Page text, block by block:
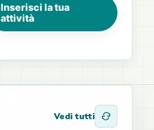
Inserisci la tua
attività
Vedi tutti